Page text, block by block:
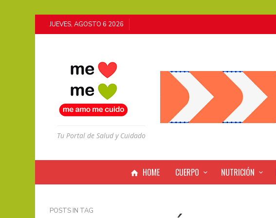
JUEVES, AGOSTO 6 2026
Tu Portal de Salud y Cuidado
HOME CUERPO NUTRICIÓN
POSTS IN TAG